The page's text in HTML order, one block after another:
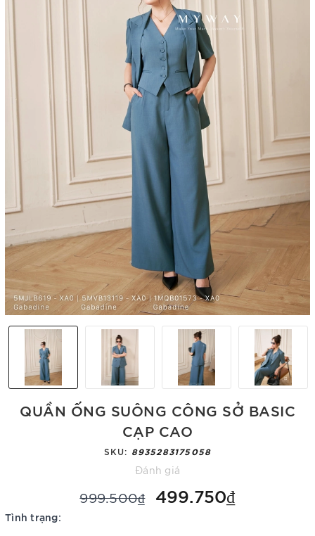
QUẦN ỐNG SUÔNG CÔNG SỞ BASIC
CẠP CAO
SKU: 8935283175058
Đánh giá
999.500₫ 499.750₫
Tình trạng: